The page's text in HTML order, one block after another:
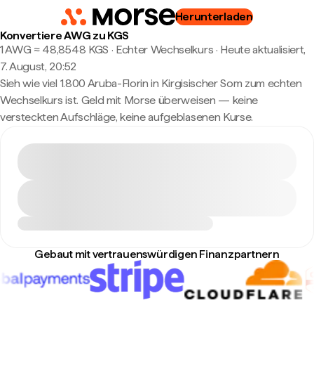
Herunterladen
Konvertiere AWG zu KGS
1 AWG ≈ 48,8548 KGS · Echter Wechselkurs · Heute aktualisiert,
7. August, 20:52
Sieh wie viel 1.800 Aruba-Florin in Kirgisischer Som zum echten
Wechselkurs ist. Geld mit Morse überweisen — keine
versteckten Aufschläge, keine aufgeblasenen Kurse.
Gebaut mit vertrauenswürdigen Finanzpartnern